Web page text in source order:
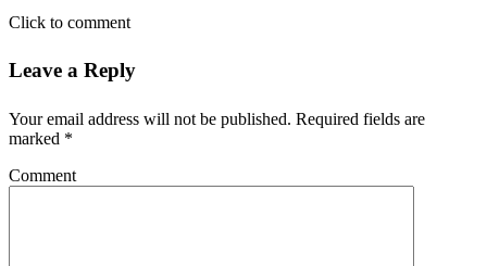
Click to comment
Leave a Reply
Your email address will not be published. Required fields are
marked *
Comment